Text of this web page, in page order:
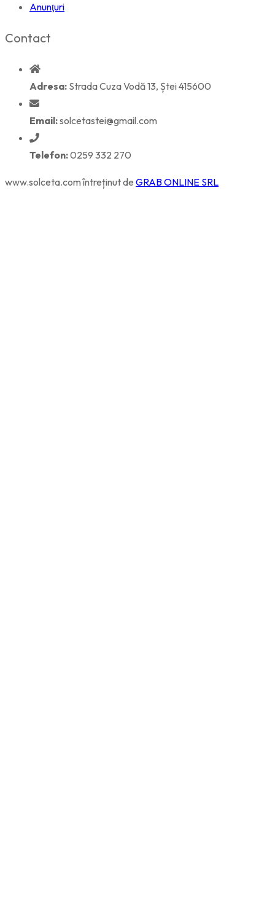
Anunţuri
Contact
Adresa: Strada Cuza Vodă 13, Ștei 415600
Email:solcetastei@gmail.com
Telefon:0259 332 270
www.solceta.com întreținut de GRAB ONLINE SRL